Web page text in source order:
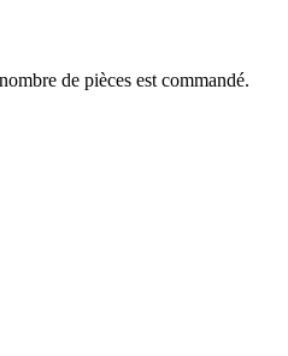
de pièces est commandé.